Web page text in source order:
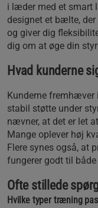
i læder med et smart
designet et bælte,
og giver dig
dig om at øge din
Hvad kunderne
Kunderne
stabil støtte under
nævner, at det er let
Mange oplever høj
Flere synes også, at
fungerer godt til
Ofte stillede
Hvilke typer træning